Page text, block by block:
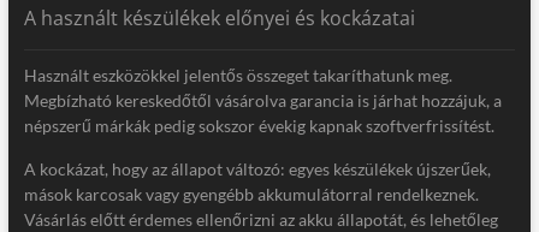
A használt készülékek előnyei és kockázatai
Használt eszközökkel jelentős összeget takaríthatunk meg.
Megbízható kereskedőtől vásárolva garancia is járhat hozzájuk, a
népszerű márkák pedig sokszor évekig kapnak szoftverfrissítést.
A kockázat, hogy az állapot változó: egyes készülékek újszerűek,
mások karcosak vagy gyengébb akkumulátorral rendelkeznek.
Vásárlás előtt érdemes ellenőrizni az akku állapotát, és lehetőleg